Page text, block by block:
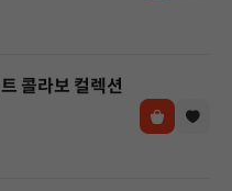
콜라보 컬렉션